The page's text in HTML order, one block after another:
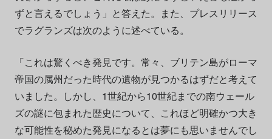
ずと言えるでしょう」と答えた。また、プレスリリース
でラグランズは次のように述べている。
「これは驚くべき発見です。常々、ブリテン島がローマ
帝国の属州だった時代の遺物が見つかるはずだと考えて
いました。しかし、1世紀から10世紀までの南ウェール
ズの謎に包まれた歴史について、これほど明確かつ大き
な可能性を秘めた発見になるとは夢にも思いませんでし